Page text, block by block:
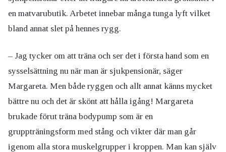
en matvarubutik. Arbetet innebar många tunga lyft vilket
bland annat slet på hennes rygg.
– Jag tycker om att träna och ser det i första hand som en
sysselsättning nu när man är sjukpensionär, säger
Margareta. Men både ryggen och allt annat känns mycket
bättre nu och det är skönt att hålla igång! Margareta
brukade förut träna bodypump som är en
gruppträningsform med stång och vikter där man går
igenom alla stora muskelgrupper i kroppen. Man kan själv